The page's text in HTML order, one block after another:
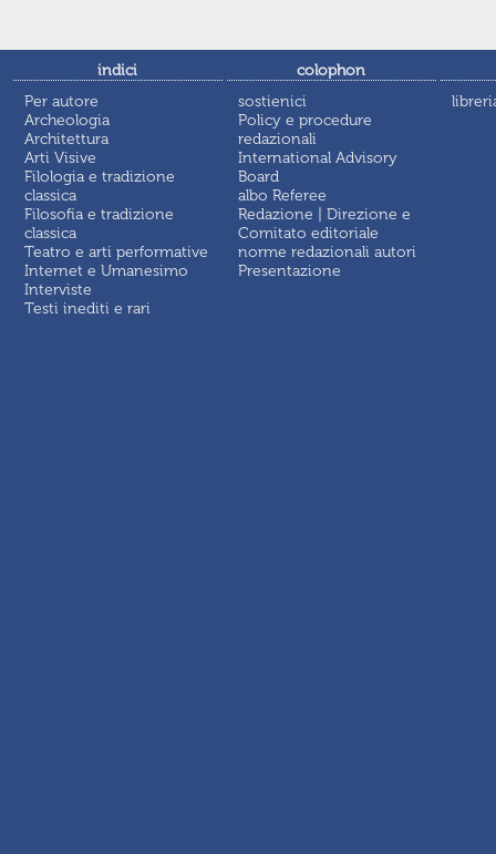
indici
Per autore
Archeologia
Architettura
Arti Visive
Filologia e tradizione
classica
Filosofia e tradizione
classica
Teatro e arti performative
Internet e Umanesimo
Interviste
Testi inediti e rari
colophon
sostienici
Policy e procedure
redazionali
International Advisory
Board
albo Referee
Redazione | Direzione e
Comitato editoriale
norme redazionali autori
Presentazione